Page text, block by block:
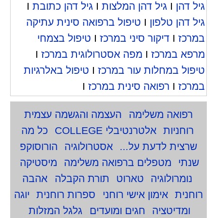
גיל דהן גיל דהן המלצותI גיל דהן כתובתI
גיל דהן טלפון
טיפול ברפואה סינית עתיקה
במרכזI דיקור סיני במרכזI
טיפול בצמחי
מרפא במרכזI מפה אסטרולוגית במרכזI
טיפול במחלות עור במרכזI
טיפול באלרגיות
במרכזI רפואה סינית במרכזI
רפואה משלימה
העצמה והגשמה עצמית
רוחניות
אלטרנטיבלי COLLEGE
כל מה
שרצית לדעת על...
אסטרולוגיה
הורוסוקפ
שנתי
מטפלים ברפואה משלימה
מיסטיקה
נומרולוגיה
טארוט תורת הקבלה
אהבה
רוחנית
אימון אישי רוחני ספרות רוחנית
יוגה
ומדיטציה
חגים ומועדים
גלגל המזלות